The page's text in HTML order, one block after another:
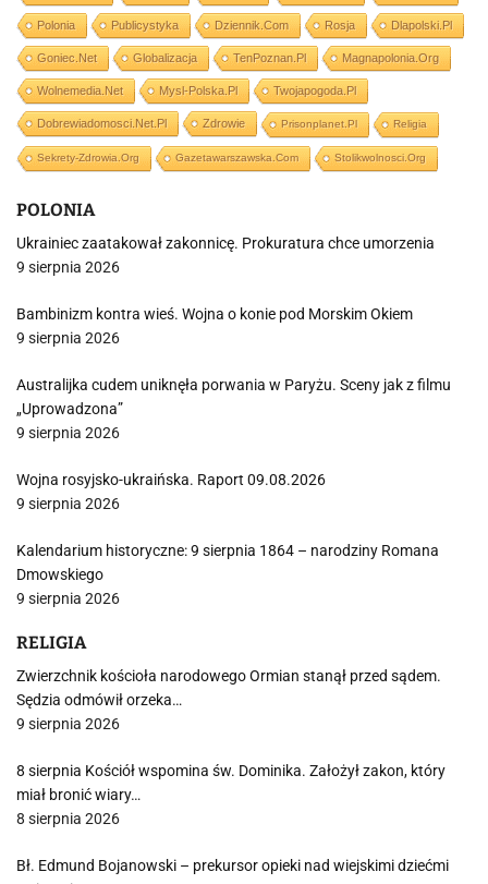
Polonia Publicystyka Dziennik.com Rosja Dlapolski.pl
Goniec.net Globalizacja TenPoznan.pl Magnapolonia.org
Wolnemedia.net Mysl-Polska.pl Twojapogoda.pl
Dobrewiadomosci.net.pl Zdrowie Prisonplanet.pl Religia
Sekrety-Zdrowia.org Gazetawarszawska.com Stolikwolnosci.org
POLONIA
Ukrainiec zaatakował zakonnicę. Prokuratura chce umorzenia
9 sierpnia 2026
Bambinizm kontra wieś. Wojna o konie pod Morskim Okiem
9 sierpnia 2026
Australijka cudem uniknęła porwania w Paryżu. Sceny jak z filmu
„Uprowadzona”
9 sierpnia 2026
Wojna rosyjsko-ukraińska. Raport 09.08.2026
9 sierpnia 2026
Kalendarium historyczne: 9 sierpnia 1864 – narodziny Romana
Dmowskiego
9 sierpnia 2026
RELIGIA
Zwierzchnik kościoła narodowego Ormian stanął przed sądem.
Sędzia odmówił orzeka…
9 sierpnia 2026
8 sierpnia Kościół wspomina św. Dominika. Założył zakon, który
miał bronić wiary…
8 sierpnia 2026
Bł. Edmund Bojanowski – prekursor opieki nad wiejskimi dziećmi